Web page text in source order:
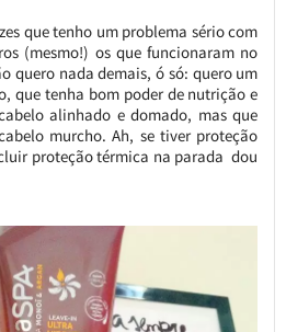
que tenho um problema sério com
(mesmo!) os que funcionaram no
quero nada demais, ó só: quero um
que tenha bom poder de nutrição e
alinhado e domado, mas que
murcho. Ah, se tiver proteção
proteção térmica na parada dou